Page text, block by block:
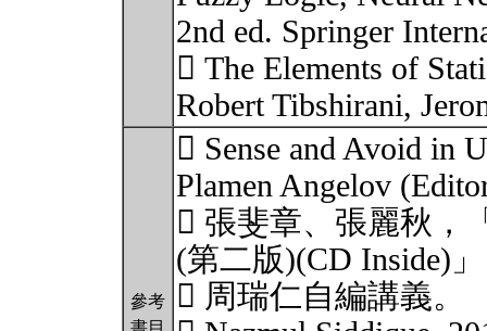
2nd ed. Springer
 The Elements of
Robert Tibshirani,
參考
書目
 Sense and Avoid in
Plamen Angelov
 張斐章、張麗秋，
(第二版)(CD Inside)
 周瑞仁自編講義。